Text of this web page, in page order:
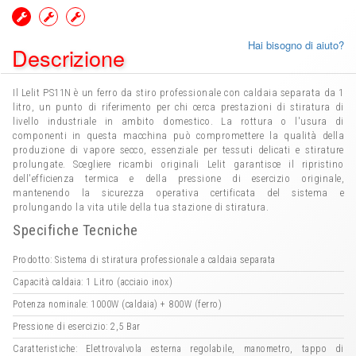
Hai bisogno di aiuto?
Descrizione
Il Lelit PS11N è un ferro da stiro professionale con caldaia separata da 1
litro, un punto di riferimento per chi cerca prestazioni di stiratura di
livello industriale in ambito domestico. La rottura o l'usura di
componenti in questa macchina può compromettere la qualità della
produzione di vapore secco, essenziale per tessuti delicati e stirature
prolungate. Scegliere ricambi originali Lelit garantisce il ripristino
dell'efficienza termica e della pressione di esercizio originale,
mantenendo la sicurezza operativa certificata del sistema e
prolungando la vita utile della tua stazione di stiratura.
Specifiche Tecniche
Prodotto: Sistema di stiratura professionale a caldaia separata
Capacità caldaia: 1 Litro (acciaio inox)
Potenza nominale: 1000W (caldaia) + 800W (ferro)
Pressione di esercizio: 2,5 Bar
Caratteristiche: Elettrovalvola esterna regolabile, manometro, tappo di